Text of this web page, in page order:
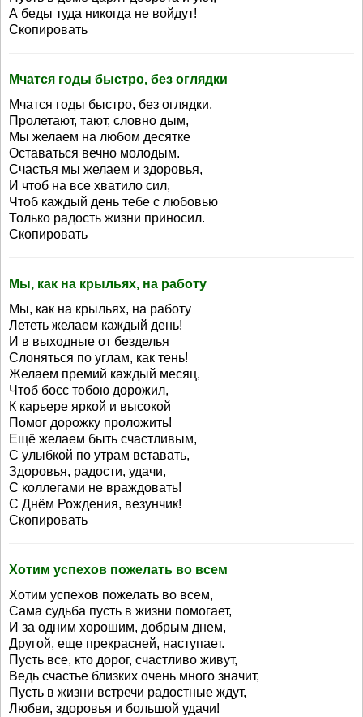
А беды туда никогда не войдут!
Скопировать
Мчатся годы быстро, без оглядки
Мчатся годы быстро, без оглядки,
Пролетают, тают, словно дым,
Мы желаем на любом десятке
Оставаться вечно молодым.
Счастья мы желаем и здоровья,
И чтоб на все хватило сил,
Чтоб каждый день тебе с любовью
Только радость жизни приносил.
Скопировать
Мы, как на крыльях, на работу
Мы, как на крыльях, на работу
Лететь желаем каждый день!
И в выходные от безделья
Слоняться по углам, как тень!
Желаем премий каждый месяц,
Чтоб босс тобою дорожил,
К карьере яркой и высокой
Помог дорожку проложить!
Ещё желаем быть счастливым,
С улыбкой по утрам вставать,
Здоровья, радости, удачи,
С коллегами не враждовать!
С Днём Рождения, везунчик!
Скопировать
Хотим успехов пожелать во всем
Хотим успехов пожелать во всем,
Сама судьба пусть в жизни помогает,
И за одним хорошим, добрым днем,
Другой, еще прекрасней, наступает.
Пусть все, кто дорог, счастливо живут,
Ведь счастье близких очень много значит,
Пусть в жизни встречи радостные ждут,
Любви, здоровья и большой удачи!